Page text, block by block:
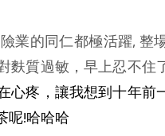
業的同仁都極活躍, 整
麩質過敏，早上忍不住
心疼，讓我想到十年
呢!哈哈哈